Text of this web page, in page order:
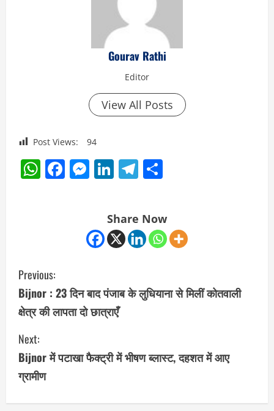
Gourav Rathi
Editor
View All Posts
Post Views: 94
WhatsApp
Facebook
Messenger
LinkedIn
Telegram
Share Now
C
o
n
t
i
n
Previous:
Bijnor : 23 दिन बाद पंजाब के लुधियाना से मिलीं कोतवाली
क्षेत्र की लापता दो छात्राएँ
Next:
Bijnor में पटाखा फैक्ट्री में भीषण ब्लास्ट, दहशत में आए
ग्रामीण